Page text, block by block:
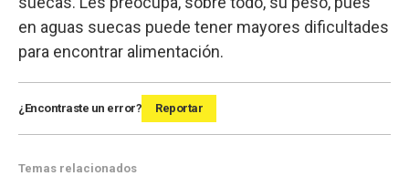
en aguas suecas puede tener mayores dificultades
para encontrar alimentación.
¿Encontraste un error? Reportar
Temas relacionados